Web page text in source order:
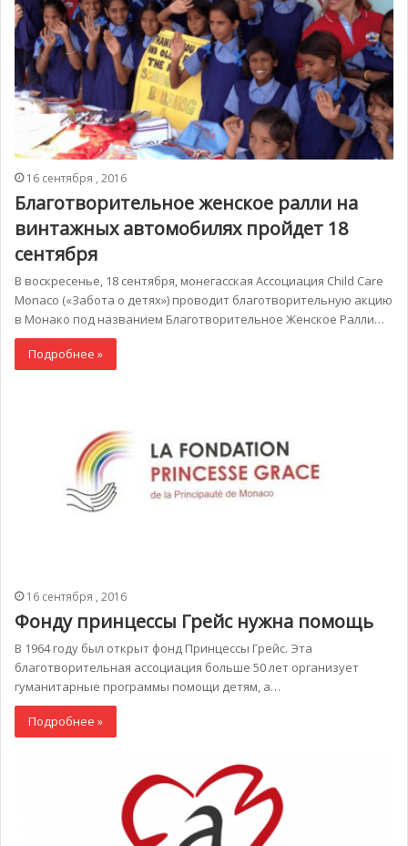
16 сентября , 2016
Благотворительное женское ралли на
винтажных автомобилях пройдет 18
сентября
В воскресенье, 18 сентября, монегасская Ассоциация Child Care
Monaco («Забота о детях») проводит благотворительную акцию
в Монако под названием Благотворительное Женское Ралли…
Подробнее »
16 сентября , 2016
Фонду принцессы Грейс нужна помощь
В 1964 году был открыт фонд Принцессы Грейс. Эта
благотворительная ассоциация больше 50 лет организует
гуманитарные программы помощи детям, а…
Подробнее »